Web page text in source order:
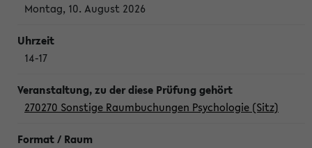
Montag, 10. August 2026
14-17
270270 Sonstige Raumbuchungen Psychologie (Sitz)